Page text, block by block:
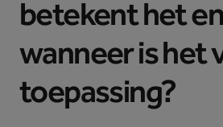
betekent het en
wanneer is het
toepassing?